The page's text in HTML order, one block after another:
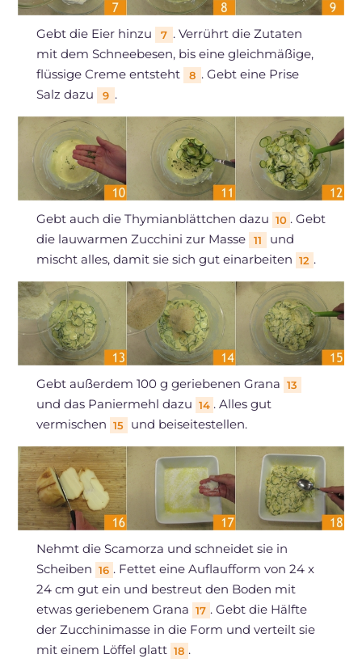
Gebt die Eier hinzu 7 . Verrührt die Zutaten
mit dem Schneebesen, bis eine gleichmäßige,
flüssige Creme entsteht
8 . Gebt eine Prise
Salz dazu
9 .
Gebt auch die Thymianblättchen dazu 10 . Gebt
die lauwarmen Zucchini zur Masse
11
und
mischt alles, damit sie sich gut einarbeiten 12 .
Gebt außerdem 100 g geriebenen Grana 13
und das Paniermehl dazu 14 . Alles gut
vermischen 15 und beiseitestellen.
Nehmt die Scamorza und schneidet sie in
Scheiben 16 . Fettet eine Auflaufform von 24 x
24 cm gut ein und bestreut den Boden mit
etwas geriebenem Grana 17 . Gebt die Hälfte
der Zucchinimasse in die Form und verteilt sie
mit einem Löffel glatt 18 .